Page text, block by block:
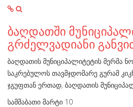
ბაღდათში
გრძელვადიანი
ბაღდათის მუნიციპალიტეტის მერმა
საკრებულოს თავმჯდომარე გურამ
ჯგუფთან ერთად, ბაღდათის
სამშაბათი მარტი 10